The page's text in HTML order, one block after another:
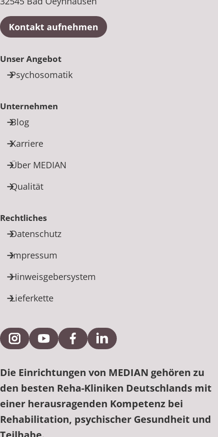
Kontakt aufnehmen
Unser Angebot
Psychosomatik
Unternehmen
Blog
Karriere
Über MEDIAN
Qualität
Rechtliches
Datenschutz
Impressum
Hinweisgebersystem
Lieferkette
Externe Verlinkung zu Instagram
Externe Verlinkung zu YouTube
Externe Verlinkung zu Facebook
Externe Verlinkung zu
Die Einrichtungen von MEDIAN gehören zu
den besten Reha-Kliniken Deutschlands mit
einer herausragenden Kompetenz bei
Rehabilitation, psychischer Gesundheit und